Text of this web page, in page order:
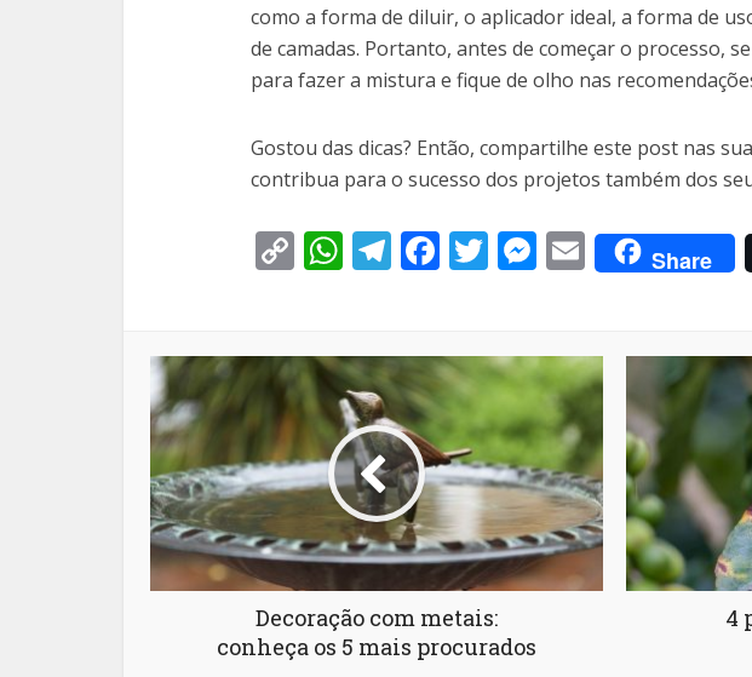
como a forma de diluir, o aplicador ideal, a forma de
de camadas. Portanto, antes de começar o processo,
para fazer a mistura e fique de olho nas
Gostou das dicas? Então, compartilhe este post nas
contribua para o sucesso dos projetos também dos
CopyWhatsApp
Telegram
Facebook
Twitter
Messenger
EmailShare
Decoração com metais:
conheça os 5 mais procurados
4